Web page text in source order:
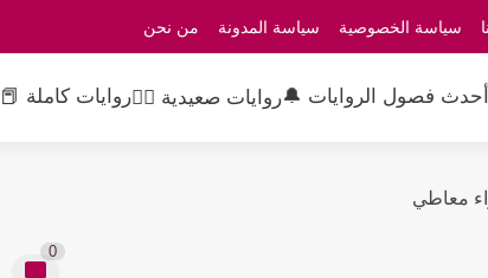
سياسة الخصوصية سياسة المدونة من نحن
أحدث فصول الروايات 🔔روايات صعيدية 👳‍♂️روايات كاملة 📕
0